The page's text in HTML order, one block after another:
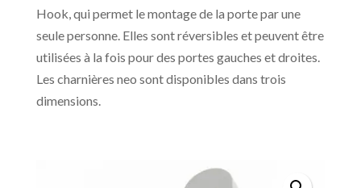
Hook, qui permet le montage de la porte par une
seule personne. Elles sont réversibles et peuvent être
utilisées à la fois pour des portes gauches et droites.
Les charnières neo sont disponibles dans trois
dimensions.